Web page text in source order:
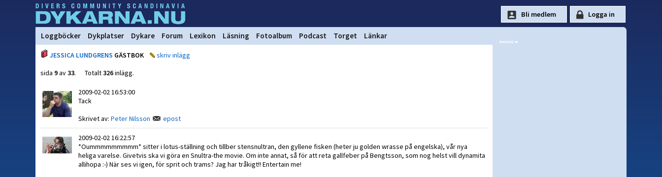
Loggböcker Dykplatser Dykare Forum Lexikon Läsning Fotoalbum Podcast Torget Länkar
JESSICA LUNDGRENS GÄSTBOK
skriv inlägg
sida 9av33. Totalt326inlägg.
2009-02-02 16:53:00
Tack
Skrivet av: Peter Nilsson epost
2009-02-02 16:22:57
*Oummmmmmmmm* sitter i lotus-ställning och tillber stensnultran, den gyllene fisken (heter ju golden wrasse på engelska), vår nya
heliga varelse. Givetvis ska vi göra en Snultra-the movie. Om inte annat, så för att reta gallfeber på Bengtsson, som nog helst vill dynamita
allihopa :-) När ses vi igen, för sprit och trams? Jag har tråkigt!! Entertain me!